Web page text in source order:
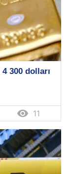
300 dolları
 11